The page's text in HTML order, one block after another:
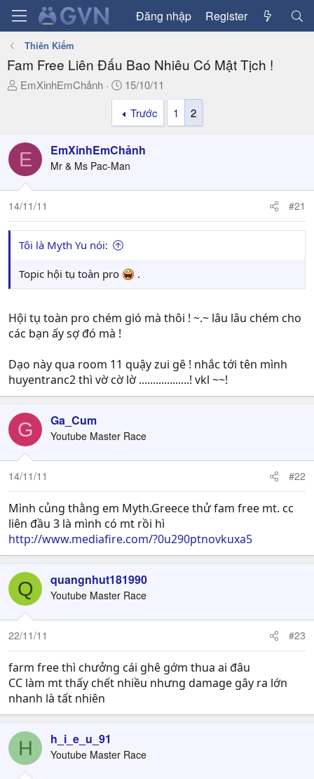
Đăng nhập Register
Thiên Kiếm
Fam Free Liên Đấu Bao Nhiêu Có Mật Tịch !
T
a
d
s
t
a
t
e
EmXinhEmChảnh
N
g
à
y
g
ử
i
15/10/11
Trước
1 2
E EmXinhEmChảnh
Mr & Ms Pac-Man
14/11/11 #21
Tôi là Myth Yu nói:
Topic hội tụ toàn pro .
Hội tụ toàn pro chém gió mà thôi ! ~.~ lâu lâu chém cho
các bạn ấy sợ đó mà !
Dạo này qua room 11 quậy zui gê ! nhắc tới tên mình
huyentranc2 thì vờ cờ lờ ..................! vkl ~~!
G Ga_Cum
Youtube Master Race
14/11/11 #22
Mình củng thằng em Myth.Greece thử fam free mt. cc
liên đầu 3 là mình có mt rồi hì
http://www.mediafire.com/?0u290ptnovkuxa5
Q quangnhut181990
Youtube Master Race
22/11/11 #23
farm free thì chưởng cái ghê gớm thua ai đâu
CC làm mt thấy chết nhiều nhưng damage gây ra lớn
nhanh là tất nhiên
H h_i_e_u_91
Youtube Master Race